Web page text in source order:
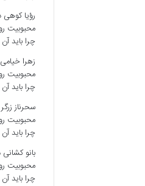
رؤیا کوهی
چرا باید
زهرا خیامی
چرا باید
سحرناز زرگر
چرا باید
بانو کشانی
چرا باید